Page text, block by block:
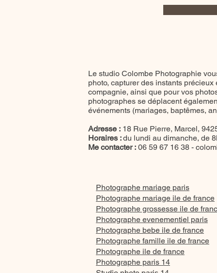
Le studio Colombe Photographie
photo, capturer des instants
compagnie, ainsi que pour vos
photographes se déplacent
événements (mariages, baptêmes,
Adresse : 18 Rue Pierre, Marcel,
Horaires :du lundi au dimanche, de
Me contacter : 06 59 67 16 38 -
Photographe mariage paris
Photographe mariage ile de france
Photographe grossesse ile de
Photographe evenementiel paris
Photographe bebe ile de france
Photographe famille ile de france
Photographe ile de france
Photographe paris 14